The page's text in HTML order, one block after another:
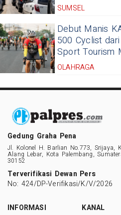
SUMSEL
Debut Manis
500 Cyclist
Sport Tourism
OLAHRAGA
Gedung Graha Pena
Jl. Kolonel H. Barlian No.773, Srijaya,
Alang Lebar, Kota Palembang,
30152
Terverifikasi Dewan Pers
No: 424/DP-Verifikasi/K/V/2026
INFORMASI
KANAL